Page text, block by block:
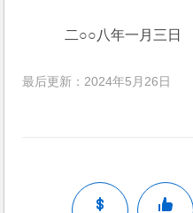
二○○八年一月三日
最后更新：2024年5月26日